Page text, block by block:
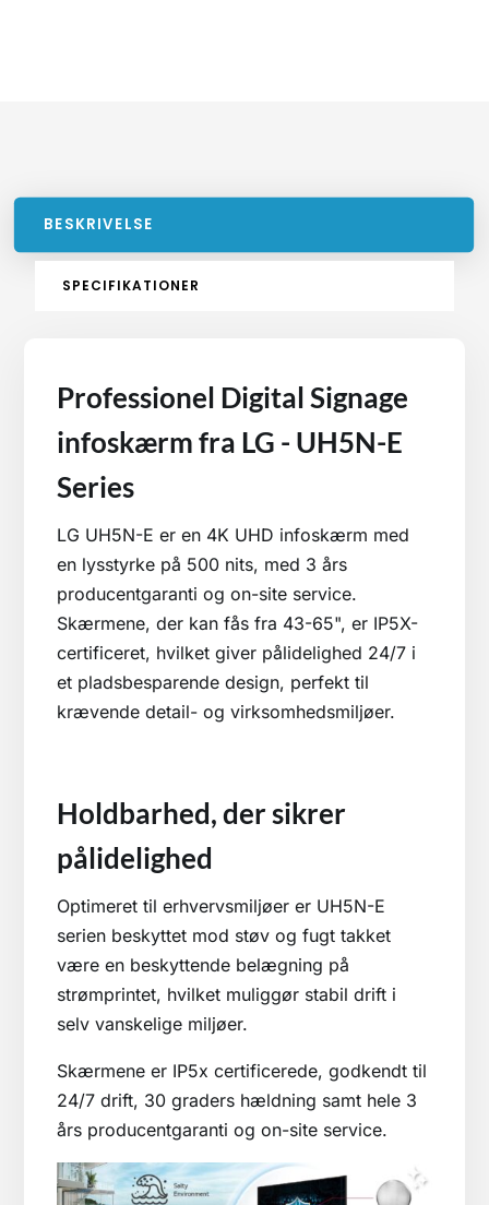
BESKRIVELSE
SPECIFIKATIONER
Professionel Digital Signage
infoskærm fra LG - UH5N-E
Series
LG UH5N-E er en 4K UHD infoskærm med
en lysstyrke på 500 nits, med 3 års
producentgaranti og on-site service.
Skærmene, der kan fås fra 43-65", er IP5X-
certificeret, hvilket giver pålidelighed 24/7 i
et pladsbesparende design, perfekt til
krævende detail- og virksomhedsmiljøer.
Holdbarhed, der sikrer
pålidelighed
Optimeret til erhvervsmiljøer er UH5N-E
serien beskyttet mod støv og fugt takket
være en beskyttende belægning på
strømprintet, hvilket muliggør stabil drift i
selv vanskelige miljøer.
Skærmene er IP5x certificerede, godkendt til
24/7 drift, 30 graders hældning samt hele 3
års producentgaranti og on-site service.